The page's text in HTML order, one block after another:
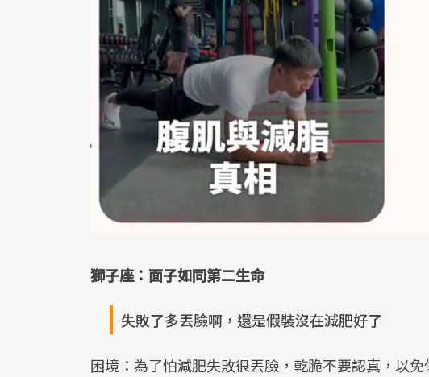
獅子座：面子如同第二生命
失敗了多丟臉啊，還是假裝沒在減肥好了
困境：為了怕減肥失敗很丟臉，乾脆不要認真，以